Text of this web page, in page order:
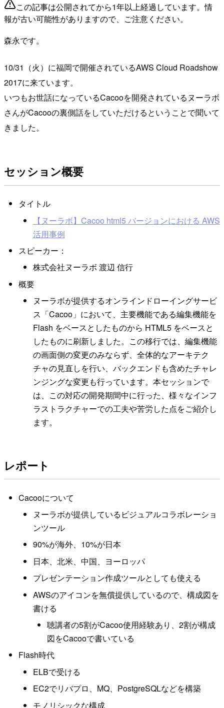
この記事は公開されてから1年以上経過しています。情
報が古い可能性がありますので、ご注意ください。
森永です。
10/31（火）に福岡で開催されているAWS Cloud Roadshow
2017に来ています。
いつもお世話になっているCacooを開発されているヌーラボ
さんがCacooの裏側話をしていただけるということで聞いて
きました。
セッション概要
タイトル
【ヌーラボ】Cacoo html5 バージョンにおける AWS
活用事例
スピーカー：
株式会社ヌーラボ 渡辺 信行
概要
ヌーラボが提供するオンラインドローイングサービ
ス「Cacoo」において、主要機能である編集機能を
Flash をベースとしたものから HTML5 をベースと
したものに刷新しました。この移行では、編集機能
の画面側の変更のみならず、全体的なアーキテク
チャの見直しを行い、バックエンドも含めたチャレ
ンジングな変更も行っています。本セッションで
は、この対応の開発期間中に行った、様々なインフ
ラストラクチャーでの工夫や苦労した点をご紹介し
ます。
レポート
Cacooについて
ヌーラボが提供しているビジュアルコラボレーショ
ンツール
90%が海外、10%が日本
日本、北米、中国、ヨーロッパ
プレゼンテーション作成ツールとしても使える
AWSのアイコンを無償提供しているので、構成図を
書ける
聴講者の5割がCacoo使用経験あり、2割が構成
図をCacooで書いている
Flash時代
ELBで受ける
EC2でリバプロ、MQ、PostgreSQLなどを構築
モノリシックな構成